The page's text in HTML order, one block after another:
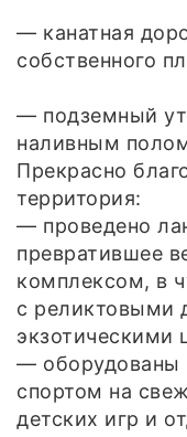
— канатная
собственного
— подземный
наливным
Прекрасно
территория:
— проведено
превратившее
комплексом, в
с реликтовыми
экзотическими
— оборудованы
спортом на
детских игр и